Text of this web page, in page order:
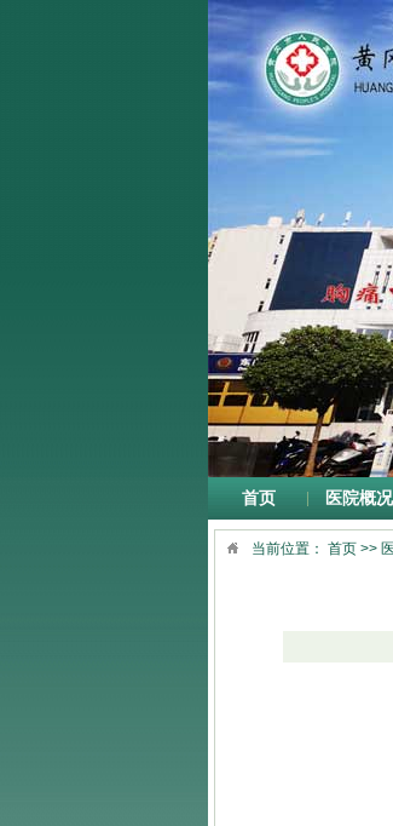
首页 医院概况
当前位置： 首页 >>